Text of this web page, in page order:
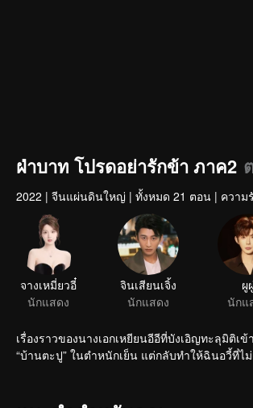
ฝ่าบาท โปรดอย่ารักข้า ภาค2
2022 | จีนแผ่นดินใหญ่ | ทั้งหมด 21 ตอน | ความ
จางเหมี่ยวอี๋
นักแสดง
เรื่องราวของนางเอกเหยียนอีอีที่บังเอิญทะลุมิติ
“บ้านตะปู” ในตำหนักเย็น แต่